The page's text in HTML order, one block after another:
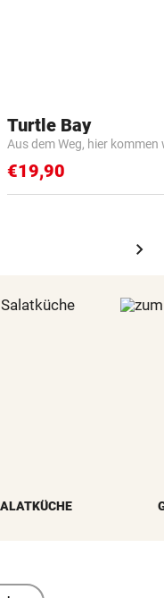
Turtle Bay
Aus dem Weg, hier kommen
€19,90
chevron_right